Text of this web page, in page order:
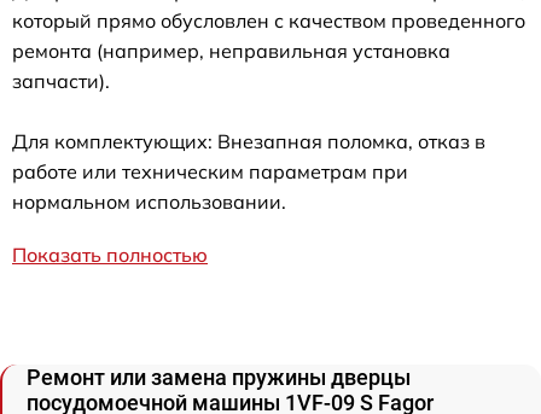
который прямо обусловлен с качеством проведенного
ремонта (например, неправильная установка
запчасти).
Для комплектующих: Внезапная поломка, отказ в
работе или техническим параметрам при
нормальном использовании.
Показать полностью
Ремонт или замена пружины дверцы
посудомоечной машины 1VF-09 S Fagor